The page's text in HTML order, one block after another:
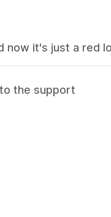
now it's just a red
the support